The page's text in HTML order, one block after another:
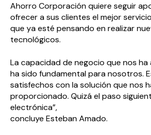
Ahorro Corporación quiere seguir
ofrecer a sus clientes el mejor
que ya esté pensando en realizar
tecnológicos.
La capacidad de negocio que nos
ha sido fundamental para nosotros.
satisfechos con la solución que nos
proporcionado. Quizá el paso
electrónica”,
concluye Esteban Amado.